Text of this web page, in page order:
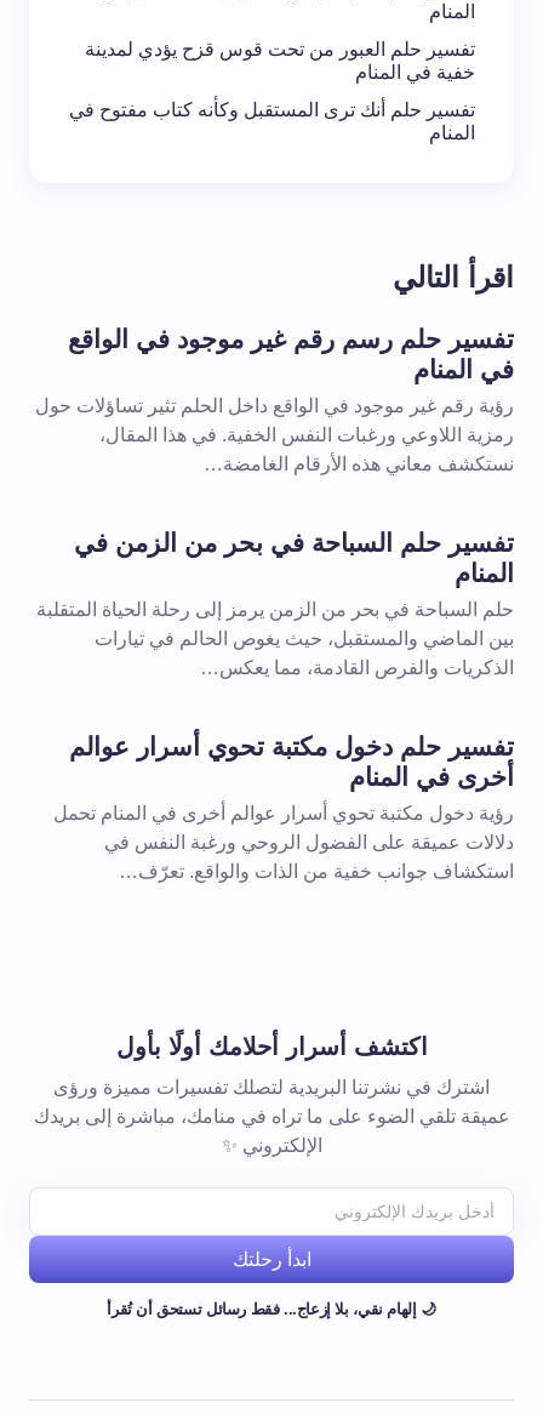
المنام
تفسير حلم العبور من تحت قوس قزح يؤدي لمدينة
خفية في المنام
تفسير حلم أنك ترى المستقبل وكأنه كتاب مفتوح في
المنام
اقرأ التالي
تفسير حلم رسم رقم غير موجود في الواقع
في المنام
رؤية رقم غير موجود في الواقع داخل الحلم تثير تساؤلات حول
رمزية اللاوعي ورغبات النفس الخفية. في هذا المقال،
نستكشف معاني هذه الأرقام الغامضة…
تفسير حلم السباحة في بحر من الزمن في
المنام
حلم السباحة في بحر من الزمن يرمز إلى رحلة الحياة المتقلبة
بين الماضي والمستقبل، حيث يغوص الحالم في تيارات
الذكريات والفرص القادمة، مما يعكس…
تفسير حلم دخول مكتبة تحوي أسرار عوالم
أخرى في المنام
رؤية دخول مكتبة تحوي أسرار عوالم أخرى في المنام تحمل
دلالات عميقة على الفضول الروحي ورغبة النفس في
استكشاف جوانب خفية من الذات والواقع. تعرّف…
اكتشف أسرار أحلامك أولًا بأول
اشترك في نشرتنا البريدية لتصلك تفسيرات مميزة ورؤى
عميقة تلقي الضوء على ما تراه في منامك، مباشرة إلى بريدك
الإلكتروني ✨
ابدأ رحلتك
🌙 إلهام نقي، بلا إزعاج... فقط رسائل تستحق أن تُقرأ